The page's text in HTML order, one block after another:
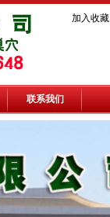
加入收藏
联系我们